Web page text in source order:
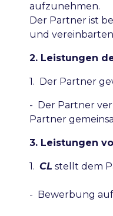
aufzunehmen.
Der Partner ist
und
2. Leistungen
1. Der Partner
- Der Partner
Partner
3. Leistungen
1. CL stellt dem
- Bewerbung